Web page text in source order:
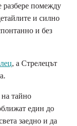
разбере помежду
и силно
и без
, а Стрелецът
тайно
един до
заедно и да